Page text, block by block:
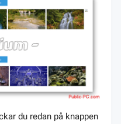
du redan på knappen